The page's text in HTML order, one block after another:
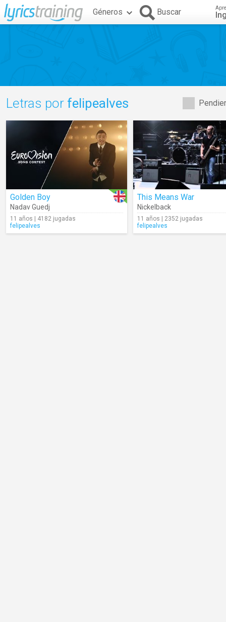
Géneros Buscar
Letras por felipealves
Golden Boy
Nadav Guedj
11 años | 4182 jugadas
felipealves
This Means War
Nickelback
11 años | 2352 jugadas
felipealves